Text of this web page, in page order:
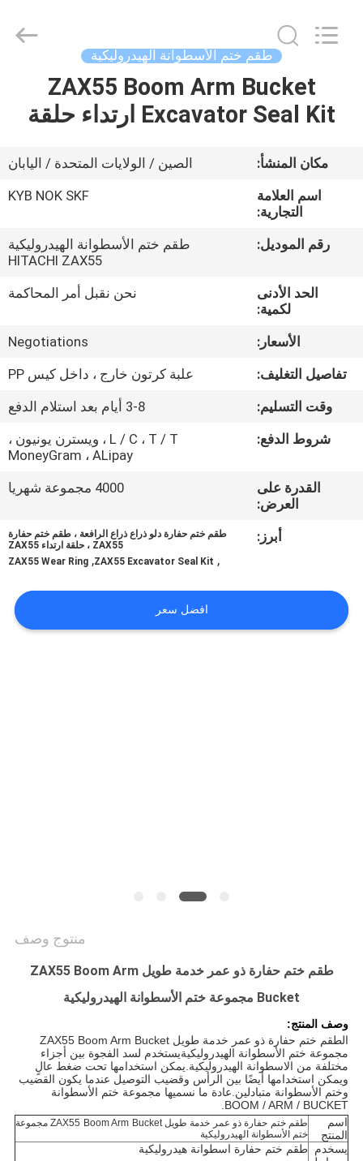
منزل
حول
ضبط
الجودة
اتصل
جميع
القضايا
طقم ختم الأسطوانة الهيدروليكية
ZAX55 Boom Arm Bucket
Excavator Seal Kit ارتداء حلقة
مكان المنشأ:
الصين / الولايات المتحدة / اليابان
اسم العلامة
التجارية:
KYB NOK SKF
رقم الموديل:
طقم ختم الأسطوانة الهيدروليكية
HITACHI ZAX55
الحد الأدنى
لكمية:
نحن نقبل أمر المحاكمة
الأسعار:
Negotiations
تفاصيل التغليف:
علبة كرتون خارج ، داخل كيس PP
وقت التسليم:
3-8 أيام بعد استلام الدفع
شروط الدفع:
L / C ، T / T ، ويسترن يونيون ،
MoneyGram ، ALipay
القدرة على
العرض:
4000 مجموعة شهريا
أبرز:
طقم ختم حفارة دلو ذراع ذراع الرافعة ، طقم ختم حفارة
ZAX55 ، حلقة ارتداء ZAX55
,
ZAX55 Excavator Seal Kit
,
ZAX55 Wear Ring
افضل سعر
منتوج وصف
طقم ختم حفارة ذو عمر خدمة طويل ZAX55 Boom Arm
Bucket مجموعة ختم الأسطوانة الهيدروليكية
وصف المنتج:
ال
طقم ختم حفارة ذو عمر خدمة طويل ZAX55 Boom Arm Bucket
مجموعة ختم الأسطوانة الهيدروليكيةيستخدم لسد الفجوة بين أجزاء
مختلفة من الاسطوانة الهيدروليكية.يمكن استخدامها تحت ضغط عالٍ
ويمكن استخدامها أيضًا بين الرأس وقضيب التوصيل عندما يكون القضيب
وختم الأسطوانة متبادلين.عادة ما نسميها مجموعة ختم الأسطوانة
BOOM / ARM / BUCKET.
اسم
المنتج
طقم ختم حفارة ذو عمر خدمة طويل ZAX55 Boom Arm Bucket مجموعة
ختم الأسطوانة الهيدروليكية
يسخدم طقم ختم حفارة اسطوانة هيدروليكية